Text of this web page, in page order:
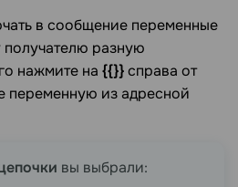
в сообщение переменные
получателю разную
нажмите на {{}}справа от
переменную из адресной
вы выбрали: